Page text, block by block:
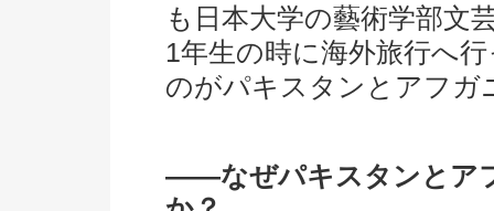
も日本大学の藝術学部文
1年生の時に海外旅行へ
のがパキスタンとアフガ
――なぜパキスタンとア